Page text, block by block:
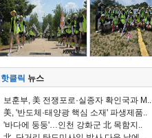
핫클릭 뉴스
보훈부, 美 전쟁포로·실종자 확인국과 M..
美, '반도체·태양광 핵심 소재' 파생제품..
'바다에 둥둥'…인천 강화군 北 목함지..